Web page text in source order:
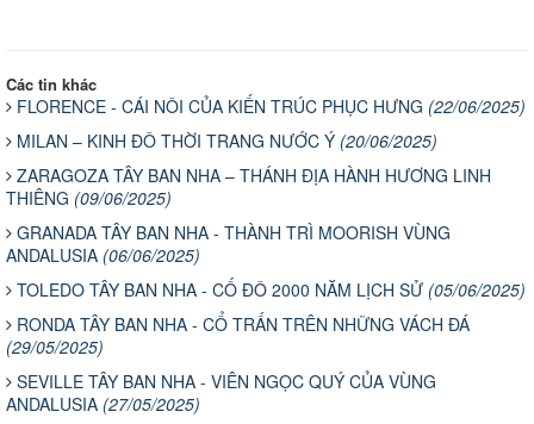
Các tin khác
FLORENCE - CÁI NÔI CỦA KIẾN TRÚC PHỤC HƯNG (22/06/2025)
MILAN – KINH ĐÔ THỜI TRANG NƯỚC Ý (20/06/2025)
ZARAGOZA TÂY BAN NHA – THÁNH ĐỊA HÀNH HƯƠNG LINH
THIÊNG (09/06/2025)
GRANADA TÂY BAN NHA - THÀNH TRÌ MOORISH VÙNG
ANDALUSIA (06/06/2025)
TOLEDO TÂY BAN NHA - CỐ ĐÔ 2000 NĂM LỊCH SỬ (05/06/2025)
RONDA TÂY BAN NHA - CỔ TRẤN TRÊN NHỮNG VÁCH ĐÁ
(29/05/2025)
SEVILLE TÂY BAN NHA - VIÊN NGỌC QUÝ CỦA VÙNG
ANDALUSIA (27/05/2025)